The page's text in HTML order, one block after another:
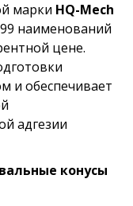
марки HQ-Mech
наименований
цене.
и обеспечивает
адгезии
конусы